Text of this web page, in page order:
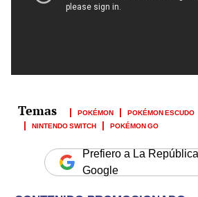
POKÉMON POKÉMON ESCUDO
NINTENDO SWITCH
POKÉMON GO
Prefiero a La
Google